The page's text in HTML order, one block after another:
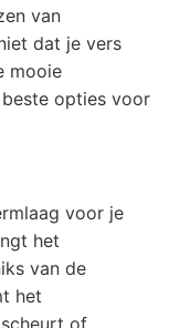
van
dat je vers
mooie
opties voor
voor je
het
van de
het
of